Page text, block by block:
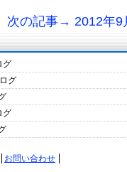
次の記事→ 2012年9
グ
グ
グ
お問い合わせ